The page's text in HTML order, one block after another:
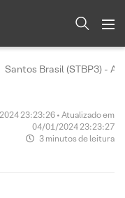
Santos Brasil (STBP3) -
23:23:26 • Atualizado em
04/01/2024 23:23:27
3 minutos de leitura